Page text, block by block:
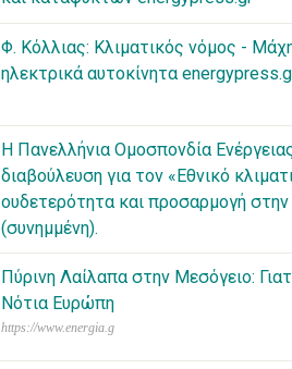
Φ. Κόλλιας: Κλιματικός νόμος -
ηλεκτρικά αυτοκίνητα
Η Πανελλήνια Ομοσπονδία
διαβούλευση για τον «Εθνικό
ουδετερότητα και προσαρμογή
(συνημμένη).
Πύρινη Λαίλαπα στην Μεσόγειο:
Νότια Ευρώπη
https://www.energia.g